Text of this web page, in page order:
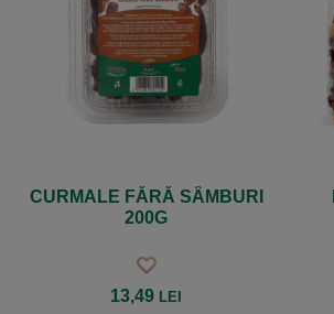
CURMALE FĂRĂ SÂMBURI
200G
13,49 LEI